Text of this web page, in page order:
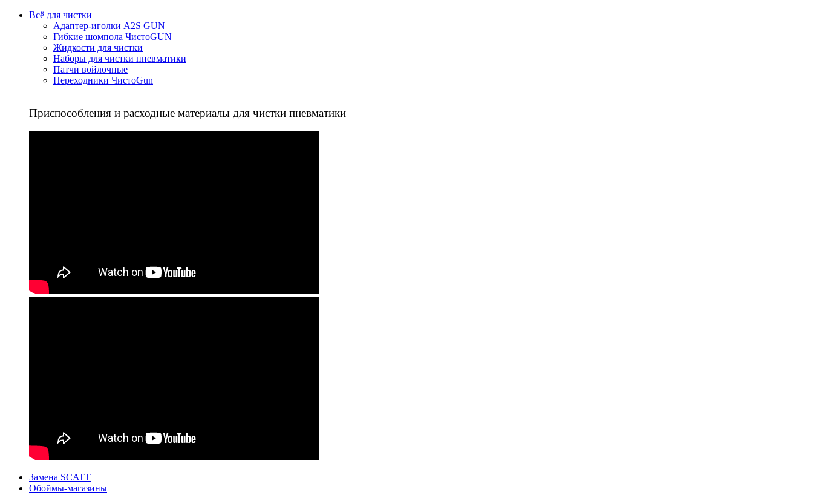
Всё для чистки
Адаптер-иголки A2S GUN
Гибкие шомпола ЧистоGUN
Жидкости для чистки
Наборы для чистки пневматики
Патчи войлочные
Переходники ЧистоGun
Приспособления и расходные материалы для чистки пневматики
Замена SCATT
Обоймы-магазины